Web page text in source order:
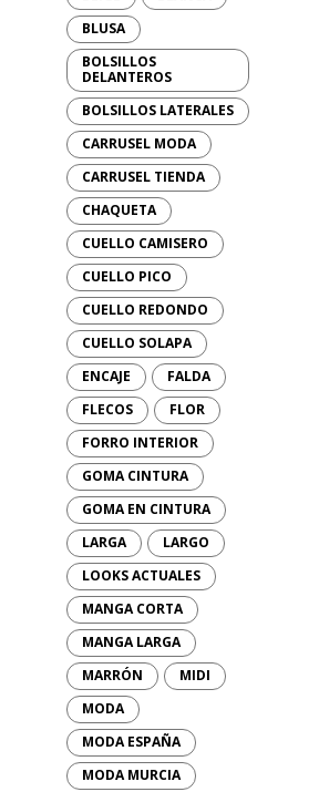
BLUSA
BOLSILLOS
DELANTEROS
BOLSILLOS LATERALES
CARRUSEL MODA
CARRUSEL TIENDA
CHAQUETA
CUELLO CAMISERO
CUELLO PICO
CUELLO REDONDO
CUELLO SOLAPA
ENCAJE
FALDA
FLECOS
FLOR
FORRO INTERIOR
GOMA CINTURA
GOMA EN CINTURA
LARGA
LARGO
LOOKS ACTUALES
MANGA CORTA
MANGA LARGA
MARRÓN
MIDI
MODA
MODA ESPAÑA
MODA MURCIA